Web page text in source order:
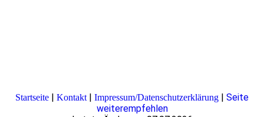
Startseite | Kontakt| Impressum/Datenschutzerklärung | Seite
weiterempfehlen